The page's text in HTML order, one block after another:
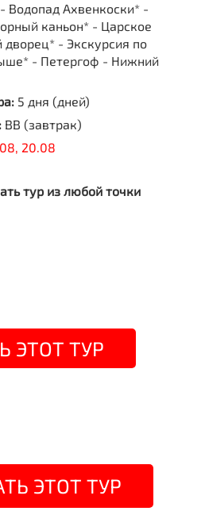
Водопад Ахвенкоски* -
каньон* - Царское
дворец* - Экскурсия по
- Петергоф - Нижний
5 дня (дней)
BB (завтрак)
20.08
тур из любой точки
ЭТОТ ТУР
ЭТОТ ТУР